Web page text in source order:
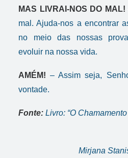
MAS LIVRAI-NOS DO MAL!
mal. Ajuda-nos a encontrar
no meio das nossas
evoluir na nossa vida.
AMÉM! – Assim seja,
vontade.
Fonte: Livro: “O
Mirjana